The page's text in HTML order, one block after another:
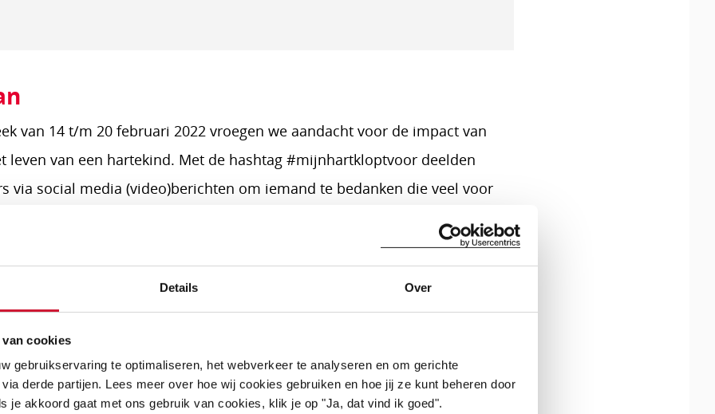
Details Over
cookies
gebruikservaring te optimaliseren, het webverkeer te analyseren en om gerichte
derde partijen. Lees meer over hoe wij cookies gebruiken en hoe jij ze kunt beheren door
je akkoord gaat met ons gebruik van cookies, klik je op "Ja, dat vind ik goed".
van 14 t/m 20 februari 2022 vroegen we aandacht voor de impact van
leven van een hartekind. Met de hashtag #mijnhartkloptvoor deelden
via social media (video)berichten om iemand te bedanken die veel voor
Twee dagen na de geboorte van hun zoon Daan, vielen Sabine en Wiebe
De ouders van Wiebe namen de zorg voor Daan over, zodat Sabine kon
bijna 1 jaar en wonen zij nog steeds bij hen in.